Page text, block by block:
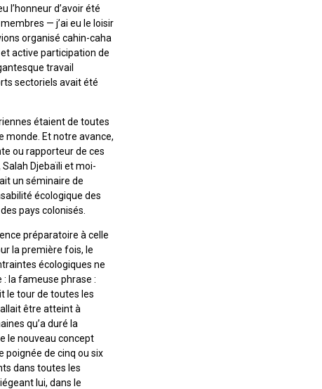
l’honneur d’avoir été
— j’ai eu le loisir
organisé cahin-caha
active participation de
travail
sectoriels avait été
étaient de toutes
monde. Et notre avance,
ou rapporteur de ces
Djebaïli et moi-
un séminaire de
écologique des
pays colonisés.
préparatoire à celle
la première fois, le
écologiques ne
la fameuse phrase :
le tour de toutes les
être atteint à
qu’a duré la
le nouveau concept
poignée de cinq ou six
dans toutes les
lui, dans le